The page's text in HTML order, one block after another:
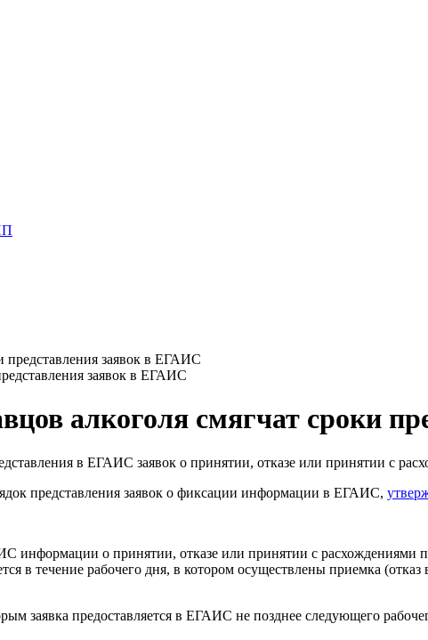
заявок в ЕГАИС
алкоголя смягчат сроки
в ЕГАИС заявок о принятии, отказе или принятии с
представления заявок о фиксации информации в ЕГАИС,
информации о принятии, отказе или принятии с расхождениями
в течение рабочего дня, в котором осуществлены приемка
заявка предоставляется в ЕГАИС не позднее следующего